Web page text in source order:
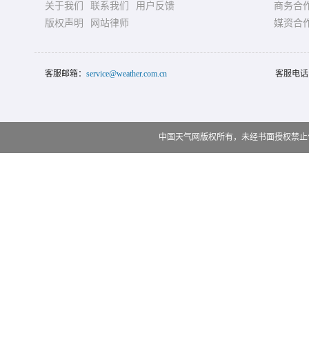
关于我们 联系我们
用户反馈
版权声明
网站律师
商务合
媒资合
客服邮箱： service@weather.com.cn 客服电
中国天气网版权所有，未经书面授权